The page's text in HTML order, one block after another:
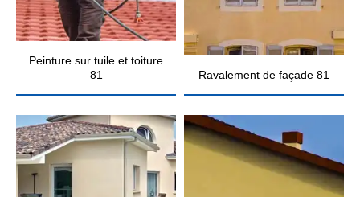
Peinture sur tuile et toiture
81
Ravalement de façade 81